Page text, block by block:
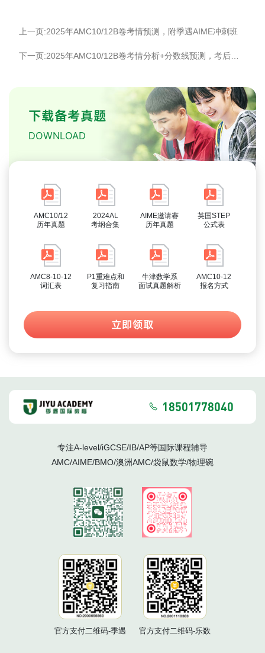
上一页:2025年AMC10/12B卷考情预测，附季遇AIME冲刺班
下一页:2025年AMC10/12B卷考情分析+分数线预测，考后如何冲刺AIME？
下载备考真题
DOWNLOAD
AMC10/12
历年真题
2024AL
考纲合集
AIME邀请赛
历年真题
英国STEP
公式表
AMC8-10-12
词汇表
P1重难点和
复习指南
牛津数学系
面试真题解析
AMC10-12
报名方式
立即领取
18501778040
专注A-level/iGCSE/IB/AP等国际课程辅导
AMC/AIME/BMO/澳洲AMC/袋鼠数学/物理碗
官方支付二维码-季遇 官方支付二维码-乐数